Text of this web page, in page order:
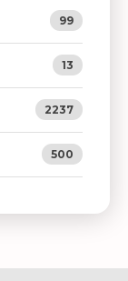
99
13
2237
500